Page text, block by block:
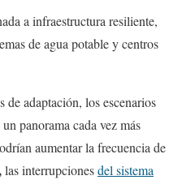
a infraestructura resiliente,
de agua potable y centros
de adaptación, los escenarios
panorama cada vez más
aumentar la frecuencia de
las interrupcionesdel sistema